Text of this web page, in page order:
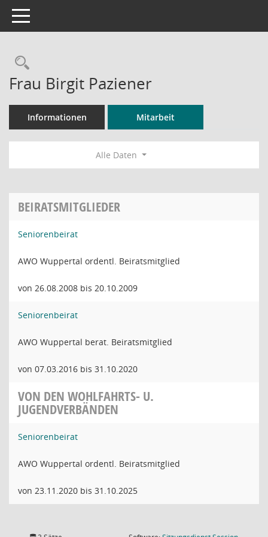
Toggle navigation
Rechercheauswahl
Frau Birgit Paziener
Informationen Mitarbeit
Alle Daten
BEIRATSMITGLIEDER
Seniorenbeirat
AWO Wuppertal ordentl. Beiratsmitglied
von 26.08.2008 bis 20.10.2009
Seniorenbeirat
AWO Wuppertal berat. Beiratsmitglied
von 07.03.2016 bis 31.10.2020
VON DEN WOHLFAHRTS- U.
JUGENDVERBÄNDEN
Seniorenbeirat
AWO Wuppertal ordentl. Beiratsmitglied
von 23.11.2020 bis 31.10.2025